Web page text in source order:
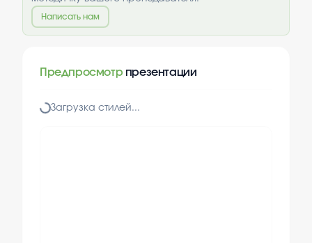
Написать нам
Предпросмотр презентации
Загрузка стилей...